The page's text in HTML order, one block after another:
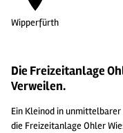
Wipperfürth
Die Freizeitanlage
Verweilen.
Ein Kleinod in
die Freizeitanlage Ohler